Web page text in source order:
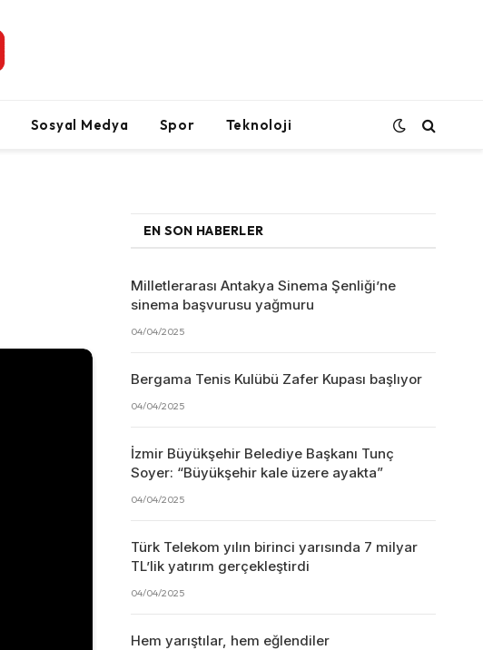
Sosyal Medya Spor Teknoloji
EN SON HABERLER
Milletlerarası Antakya Sinema Şenliği’ne
sinema başvurusu yağmuru
04/04/2025
Bergama Tenis Kulübü Zafer Kupası başlıyor
04/04/2025
İzmir Büyükşehir Belediye Başkanı Tunç
Soyer: “Büyükşehir kale üzere ayakta”
04/04/2025
Türk Telekom yılın birinci yarısında 7 milyar
TL’lik yatırım gerçekleştirdi
04/04/2025
Hem yarıştılar, hem eğlendiler